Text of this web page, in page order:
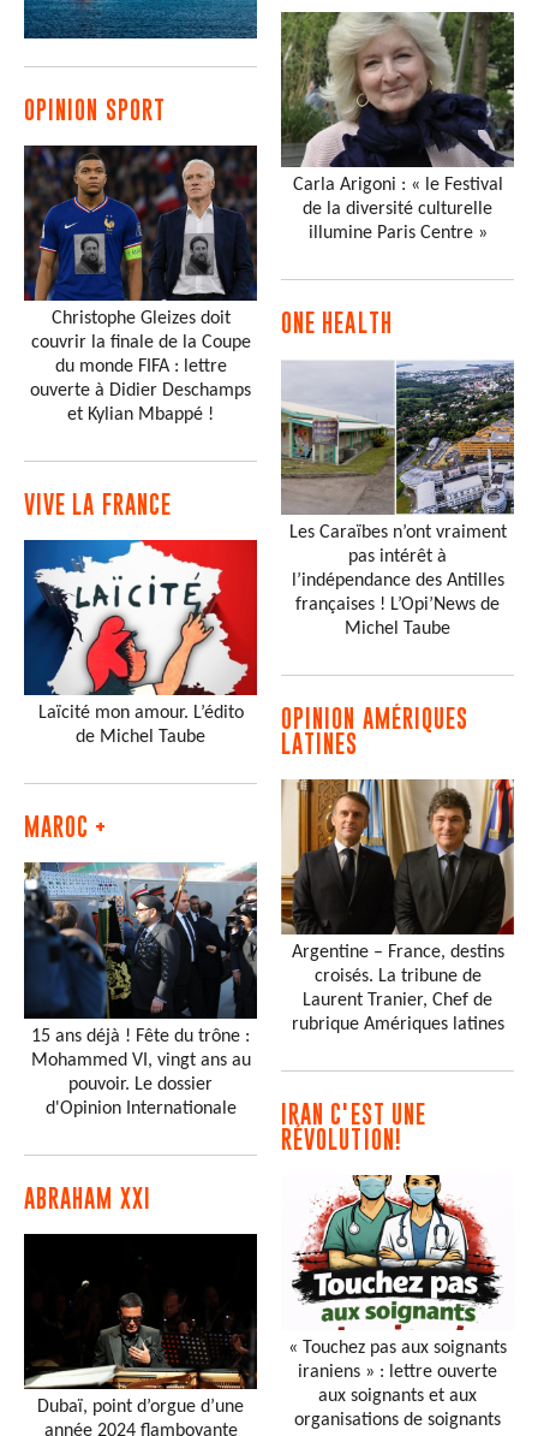
OPINION SPORT
Christophe Gleizes doit
couvrir la finale de la Coupe
du monde FIFA : lettre
ouverte à Didier Deschamps
et Kylian Mbappé !
VIVE LA FRANCE
Laïcité mon amour. L’édito
de Michel Taube
MAROC +
15 ans déjà ! Fête du trône :
Mohammed VI, vingt ans au
pouvoir. Le dossier
d'Opinion Internationale
ABRAHAM XXI
Dubaï, point d’orgue d’une
année 2024 flamboyante
Carla Arigoni : « le Festival
de la diversité culturelle
illumine Paris Centre »
ONE HEALTH
Les Caraïbes n’ont vraiment
pas intérêt à
l’indépendance des Antilles
françaises ! L’Opi’News de
Michel Taube
OPINION AMÉRIQUES
LATINES
Argentine – France, destins
croisés. La tribune de
Laurent Tranier, Chef de
rubrique Amériques latines
IRAN C'EST UNE
RÉVOLUTION!
« Touchez pas aux soignants
iraniens » : lettre ouverte
aux soignants et aux
organisations de soignants